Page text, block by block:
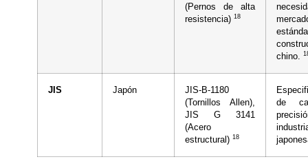
(Pernos de alta
resistencia) 18
chino.
JIS Japón
JIS-B-1180
(Tornillos Allen),
JIS G 3141
(Acero
estructural) 18
de